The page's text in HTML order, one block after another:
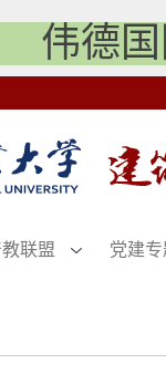
伟德
联盟 党建专